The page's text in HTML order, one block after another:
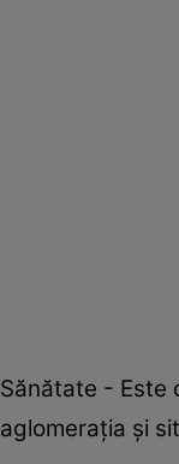
Sănătate - Este
aglomerația și